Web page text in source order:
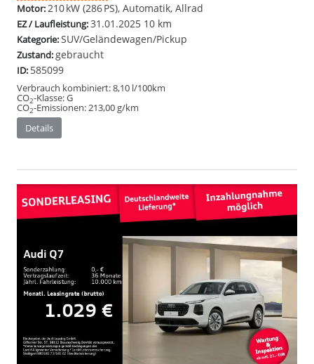
Motor:210 kW (286 PS), Automatik, Allrad
EZ / Laufleistung:31.01.2025 10 km
Kategorie:SUV/Geländewagen/Pickup
Zustand:gebraucht
ID: 585099
Verbrauch kombiniert:8,10 l/100km
CO2-Klasse:G
CO2-Emissionen:213,00 g/km
Details